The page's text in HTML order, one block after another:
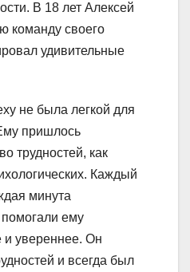
В 18 лет Алексей
команду своего
удивительные
не была легкой для
пришлось
трудностей, как
Каждый
минута
помогали ему
и увереннее. Он
и всегда был